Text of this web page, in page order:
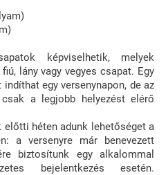
képviselhetik, melyek
lány vagy vegyes csapat. Egy
egy versenynapon, de az
a legjobb helyezést elérő
előtti héten adunk lehetőséget a
a versenyre már benevezett
biztosítunk egy alkalommal
bejelentkezés esetén.